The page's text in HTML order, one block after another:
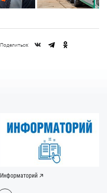
Поделиться:
Информаторий